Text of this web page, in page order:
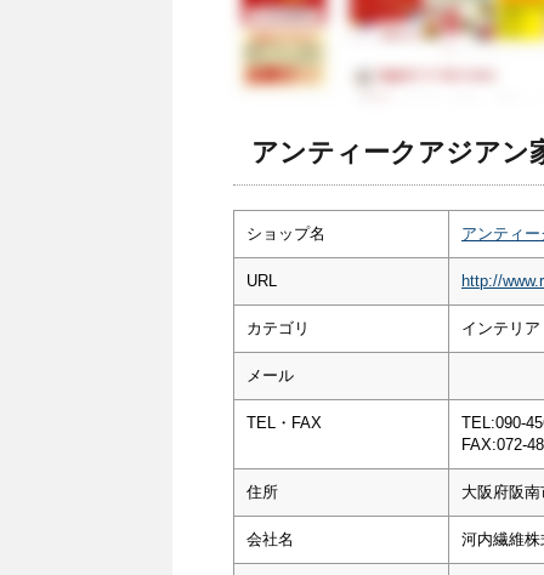
アンティークアジアン
ショップ名 アンティ
URL http://
カテゴリ インテリ
メール
TEL・FAX
TEL:090-
FAX:072-
住所 大阪府阪
会社名 河内繊維株